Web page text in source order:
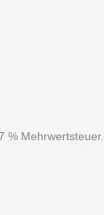
% Mehrwertsteuer.